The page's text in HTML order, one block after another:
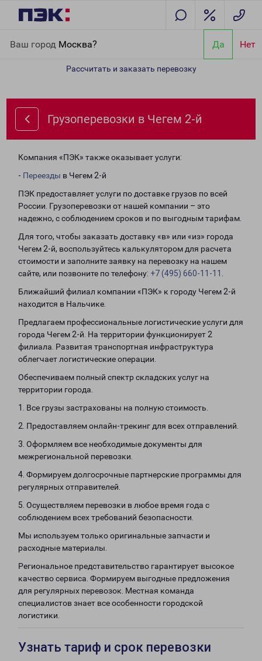
Ваш город Москва? Да Нет
Рассчитать и заказать перевозку
Грузоперевозки в Чегем 2-й
Компания «ПЭК» также оказывает услуги:
- Переезды в Чегем 2-й
ПЭК предоставляет услуги по доставке грузов по всей
России. Грузоперевозки от нашей компании – это
надежно, с соблюдением сроков и по выгодным тарифам.
Для того, чтобы заказать доставку «в» или «из» города
Чегем 2-й, воспользуйтесь калькулятором для расчета
стоимости и заполните заявку на перевозку на нашем
сайте, или позвоните по телефону: +7 (495) 660-11-11
Ближайший филиал компании «ПЭК» к городу Чегем 2-й
находится в Нальчике.
Предлагаем профессиональные логистические услуги для
города Чегем 2-й. На территории функционирует 2
филиала. Развитая транспортная инфраструктура
облегчает логистические операции.
Обеспечиваем полный спектр складских услуг на
территории города.
1. Все грузы застрахованы на полную стоимость.
2. Предоставляем онлайн-трекинг для всех отправлений.
3. Оформляем все необходимые документы для
межрегиональной перевозки.
4. Формируем долгосрочные партнерские программы для
регулярных отправителей.
5. Осуществляем перевозки в любое время года с
соблюдением всех требований безопасности.
Мы используем только оригинальные запчасти и
расходные материалы.
Региональное представительство гарантирует высокое
качество сервиса. Формируем выгодные предложения
для регулярных перевозок. Местная команда
специалистов знает все особенности городской
логистики.
Узнать тариф и срок перевозки